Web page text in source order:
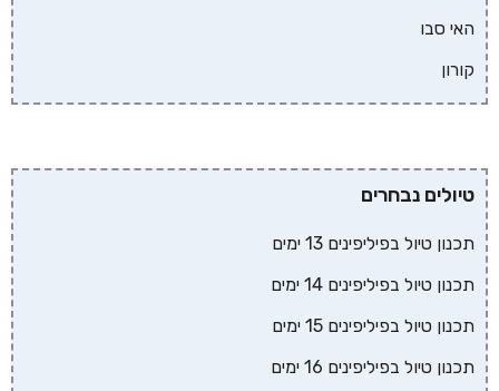
האי סבו
קורון
טיולים נבחרים
תכנון טיול בפיליפינים 13 ימים
תכנון טיול בפיליפינים 14 ימים
תכנון טיול בפיליפינים 15 ימים
תכנון טיול בפיליפינים 16 ימים